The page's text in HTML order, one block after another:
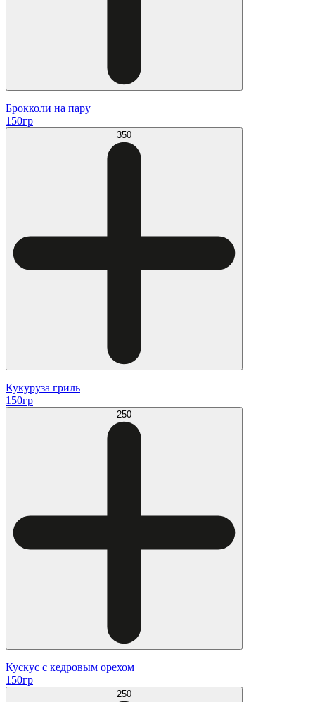
Брокколи на пару
150гр
350
Кукуруза гриль
150гр
250
Кускус с кедровым орехом
150гр
250